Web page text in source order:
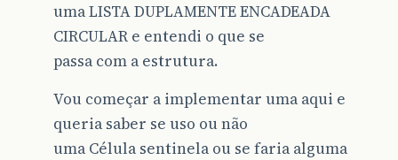
uma LISTA DUPLAMENTE ENCADEADA
CIRCULAR e entendi o que se
passa com a estrutura.
Vou começar a implementar uma aqui e
queria saber se uso ou não
uma Célula sentinela ou se faria alguma